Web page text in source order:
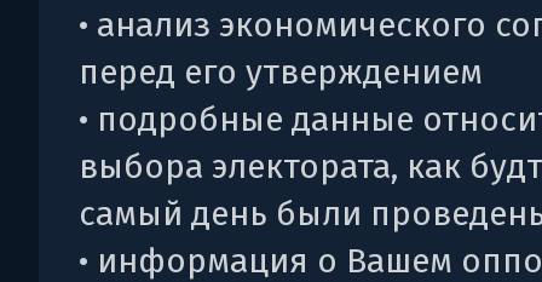
• анализ экономического
перед его утверждением
• подробные данные
выбора электората, как
самый день были
• информация о Вашем